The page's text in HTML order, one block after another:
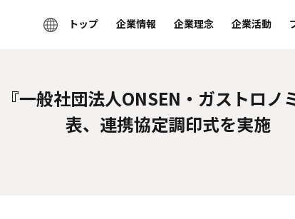
トップ 企業情報 企業理念 企業活動
一般社団法人ONSEN・ガストロ
表、連携協定調印式を実施